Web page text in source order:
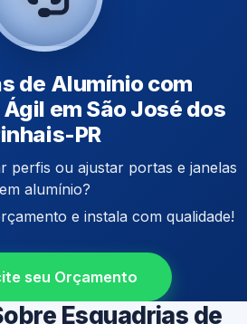
de Alumínio com
em São José dos
PR
perfis ou ajustar portas e janelas
em alumínio?
e instala com qualidade!
seu Orçamento
Esquadrias de